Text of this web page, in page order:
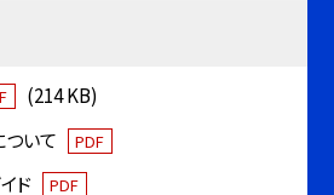
(214 KB)
いて
PDF
ド PDF